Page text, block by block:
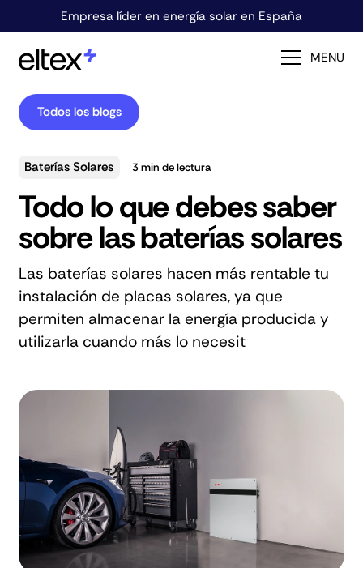
Empresa líder en energía solar en España
MENU
Todos los blogs
Baterías Solares 3min de lectura
Todo lo que debes saber
sobre las baterías solares
Las baterías solares hacen más rentable tu
instalación de placas solares, ya que
permiten almacenar la energía producida y
utilizarla cuando más lo necesit